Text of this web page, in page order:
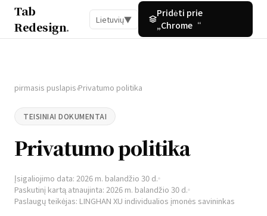
Tab
Redesign. Lietuvių▼
Pridėti prie
„Chrome“
pirmasis puslapis›Privatumo politika
TEISINIAI DOKUMENTAI
Privatumo politika
Įsigaliojimo data: 2026 m. balandžio 30 d.
Paskutinį kartą atnaujinta: 2026 m. balandžio 30 d.
Paslaugų teikėjas: LINGHAN XU individualios įmonės savininkas